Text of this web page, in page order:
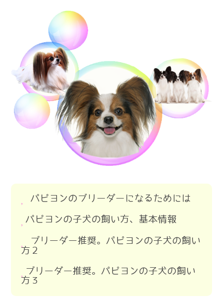
パピヨンのブリーダーになるためには
パピヨンのブリーダーになるため
パピヨンの出産
パピヨンの子犬のお渡しまで
出産前に動物病院と連携
パピヨンの子犬の飼い方、基本情報
パピヨンは飼いやすい小型犬
パピヨンと出会うのはブリーダー？
ブリーダーの子犬を見る際の注意点
ブリーダーから子犬が来る前の準備
ブリーダー推奨。パピヨンの子犬の飼い
方２
子犬との主従関係
パピヨンのトイレ
パピヨンの子犬の夜鳴き
ブリーダー推奨。パピヨンの子犬の飼い
方３
パピヨンの危険な食べ物